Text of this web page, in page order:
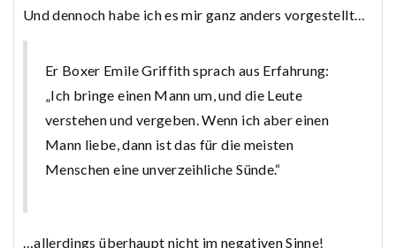
Und dennoch habe ich es mir ganz anders vorgestellt…
Er Boxer Emile Griffith sprach aus Erfahrung:
„Ich bringe einen Mann um, und die Leute
verstehen und vergeben. Wenn ich aber einen
Mann liebe, dann ist das für die meisten
Menschen eine unverzeihliche Sünde.“
…allerdings überhaupt nicht im negativen Sinne!